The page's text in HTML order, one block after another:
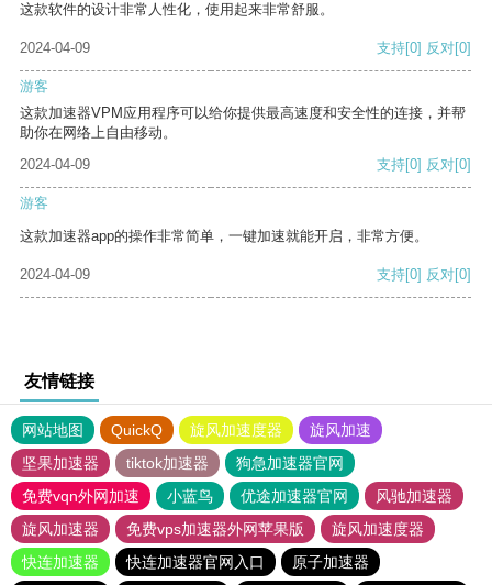
这款软件的设计非常人性化，使用起来非常舒服。
2024-04-09 支持[0] 反对[0]
游客
这款加速器VPM应用程序可以给你提供最高速度和安全性的连接，并帮
助你在网络上自由移动。
2024-04-09
支持[0] 反对[0]
游客
这款加速器app的操作非常简单，一键加速就能开启，非常方便。
2024-04-09 支持[0] 反对[0]
友情链接
网站地图 QuickQ 旋风加速度器
旋风加速
坚果加速器
tiktok加速器
狗急加速器官网
免费vqn外网加速
小蓝鸟 优途加速器官网
风驰加速器
旋风加速器
免费vps加速器外网苹果版
旋风加速度器
快连加速器
快连加速器官网入口
原子加速器